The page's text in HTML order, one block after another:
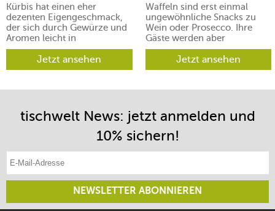
Kürbis hat einen eher
dezenten Eigengeschmack,
der sich durch Gewürze und
Aromen leicht in
verschiedene Richtungen
lenken lässt.Jetzt ansehen
Waffeln sind erst einmal
ungewöhnliche Snacks zu
Wein oder Prosecco. Ihre
Gäste werden aber
begeistert sein.
Jetzt ansehen
tischwelt News: jetzt anmelden und
10% sichern!
NEWSLETTER ABONNIEREN